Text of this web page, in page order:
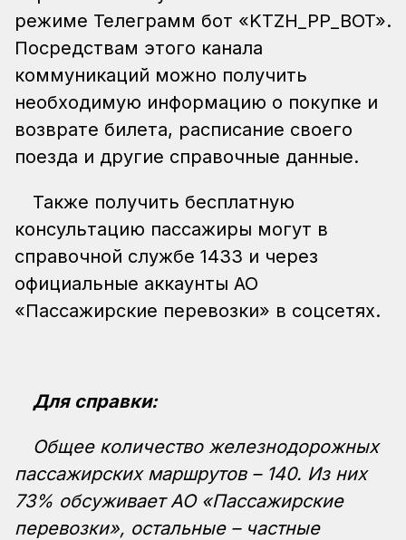
режиме Телеграмм бот «KTZH_PP_BOT».
Посредствам этого канала
коммуникаций можно получить
необходимую информацию о покупке и
возврате билета, расписание своего
поезда и другие справочные данные.
Также получить бесплатную
консультацию пассажиры могут в
справочной службе 1433 и через
официальные аккаунты АО
«Пассажирские перевозки» в соцсетях.
Для справки:
Общее количество железнодорожных
пассажирских маршрутов – 140. Из них
73% обсуживает АО «Пассажирские
перевозки», остальные – частные